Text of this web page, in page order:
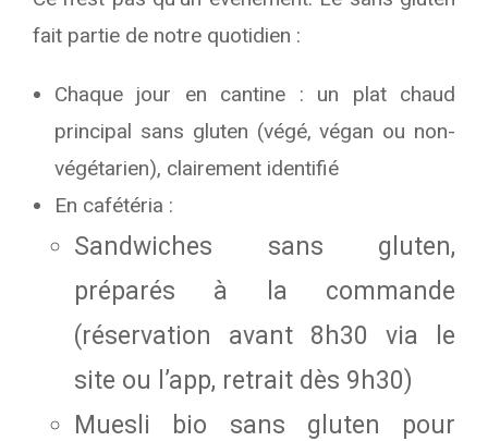
fait partie de notre quotidien :
Chaque jour en cantine : un plat chaud
principal sans gluten (végé, végan ou non-
végétarien), clairement identifié
En cafétéria :
Sandwiches sans gluten,
préparés à la commande
(réservation avant 8h30 via le
site ou l’app, retrait dès 9h30)
Muesli bio sans gluten pour